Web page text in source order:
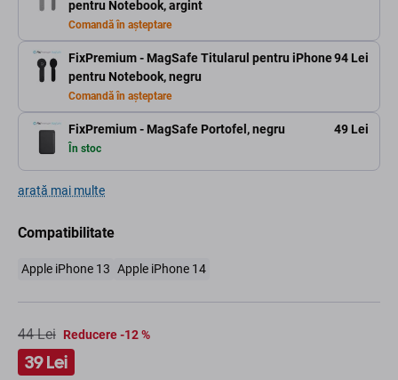
pentru Notebook, argint
Comandă în așteptare
FixPremium - MagSafe Titularul pentru iPhone
pentru Notebook, negru
94 Lei
Comandă în așteptare
FixPremium - MagSafe Portofel, negru 49 Lei
În stoc
arată mai multe
Compatibilitate
Apple iPhone 13 Apple iPhone 14
44 Lei Reducere -12 %
39 Lei